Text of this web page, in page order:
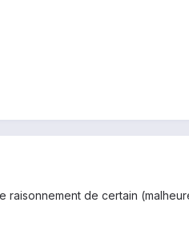
raisonnement de certain